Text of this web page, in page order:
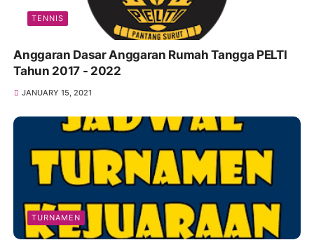
TENNIS
Anggaran Dasar Anggaran Rumah Tangga PELTI
Tahun 2017 - 2022
JANUARY 15, 2021
TURNAMEN